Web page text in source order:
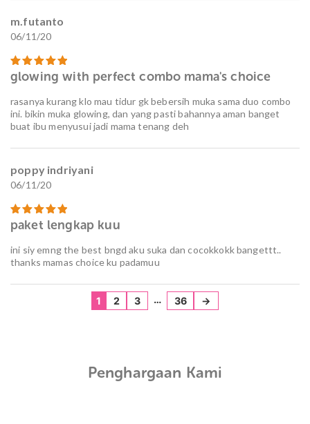
m.futanto
06/11/20
Dinilai5
dari 5
glowing with perfect combo mama's choice
rasanya kurang klo mau tidur gk bebersih muka sama duo combo
ini. bikin muka glowing, dan yang pasti bahannya aman banget
buat ibu menyusui jadi mama tenang deh
poppy indriyani
06/11/20
Dinilai 5
dari 5
paket lengkap kuu
ini siy emng the best bngd aku suka dan cocokkokk bangettt..
thanks mamas choice ku padamuu
1 2 3 … 36 →
Penghargaan Kami